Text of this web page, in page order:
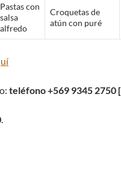
Pastas con
salsa
alfredo
Croquetas de
atún con puré
teléfono +569 9345 2750
.